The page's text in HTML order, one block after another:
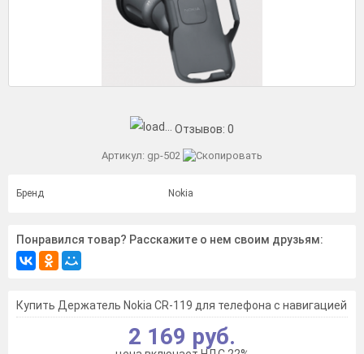
Отзывов: 0
Артикул: gp-502
Бренд Nokia
Понравился товар? Расскажите о нем своим друзьям:
Купить Держатель Nokia CR-119 для телефона с навигацией
2 169 руб.